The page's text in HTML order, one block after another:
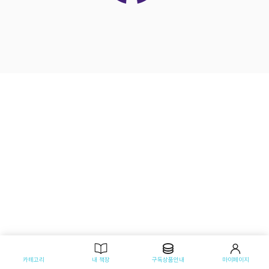
카테고리 내 책장 구독상품안내 마이페이지